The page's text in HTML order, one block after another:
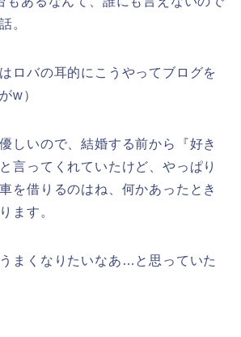
。
ロバの耳的にこうやってブログを
w）
しいので、結婚する前から『好き
言ってくれていたけど、やっぱり
を借りるのはね、何かあったとき
ます。
まくなりたいなあ…と思っていた